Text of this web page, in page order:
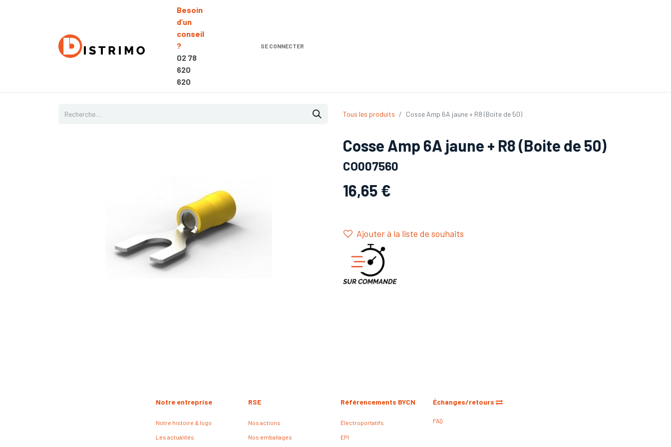
Besoin
d’un
conseil
?
02 78
620
620
SE CONNECTER
Tous les produits Cosse Amp 6A jaune + R8 (Boite de 50)
Cosse Amp 6A jaune + R8 (Boite de 50)
CO007560
16,65 €
Ajouter à la liste de souhaits
Échanges/retours
FAQ
Référencements BYCN
Électroportatifs
EPI
RSE
Nos actions
Nos emballages
Notre entreprise
Notre histoire & logo
Les actualités